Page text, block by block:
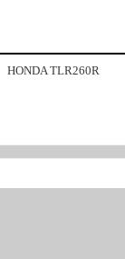
HONDA TLR260R